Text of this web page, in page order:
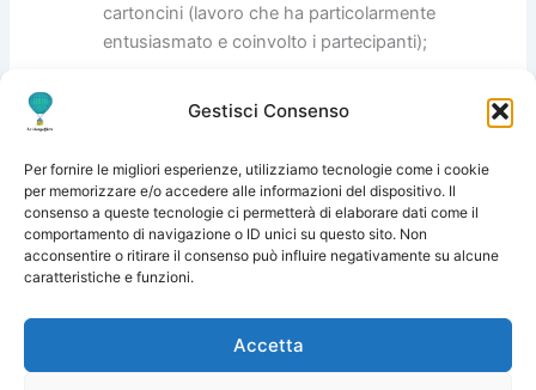
Gestisci Consenso
Per fornire le migliori esperienze, utilizziamo tecnologie come i cookie
per memorizzare e/o accedere alle informazioni del dispositivo. Il
consenso a queste tecnologie ci permetterà di elaborare dati come il
comportamento di navigazione o ID unici su questo sito. Non
acconsentire o ritirare il consenso può influire negativamente su alcune
caratteristiche e funzioni.
Accetta
cartoncini (lavoro che ha particolarmente
entusiasmato e coinvolto i partecipanti);
ma che possono diventare luoghi di incontro e di
siedono gli anziani del paese o dove i giovani si
ritrovano…)